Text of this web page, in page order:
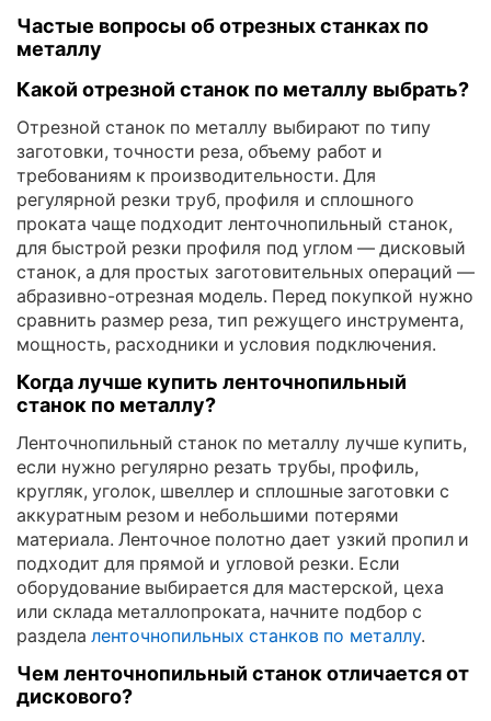
Частые вопросы об отрезных станках по
металлу
Какой отрезной станок по металлу выбрать?
Отрезной станок по металлу выбирают по типу
заготовки, точности реза, объему работ и
требованиям к производительности. Для
регулярной резки труб, профиля и сплошного
проката чаще подходит ленточнопильный станок,
для быстрой резки профиля под углом — дисковый
станок, а для простых заготовительных операций —
абразивно-отрезная модель. Перед покупкой нужно
сравнить размер реза, тип режущего инструмента,
мощность, расходники и условия подключения.
Когда лучше купить ленточнопильный
станок по металлу?
Ленточнопильный станок по металлу лучше купить,
если нужно регулярно резать трубы, профиль,
кругляк, уголок, швеллер и сплошные заготовки с
аккуратным резом и небольшими потерями
материала. Ленточное полотно дает узкий пропил и
подходит для прямой и угловой резки. Если
оборудование выбирается для мастерской, цеха
или склада металлопроката, начните подбор с
разделаленточнопильных станков по металлу.
Чем ленточнопильный станок отличается от
дискового?